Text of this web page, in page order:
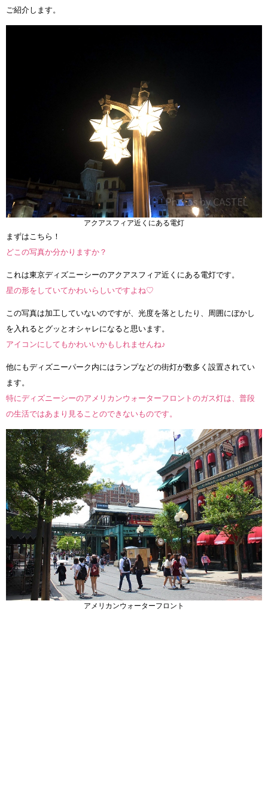
ご紹介します。
アクアスフィア近くにある電灯
まずはこちら！
どこの写真か分かりますか？
これは東京ディズニーシーのアクアスフィア近くにある電灯です。
星の形をしていてかわいらしいですよね♡
この写真は加工していないのですが、光度を落としたり、周囲にぼかし
を入れるとグッとオシャレになると思います。
アイコンにしてもかわいいかもしれませんね♪
他にもディズニーパーク内にはランプなどの街灯が数多く設置されてい
ます。
特にディズニーシーのアメリカンウォーターフロントのガス灯は、普段
の生活ではあまり見ることのできないものです。
アメリカンウォーターフロント